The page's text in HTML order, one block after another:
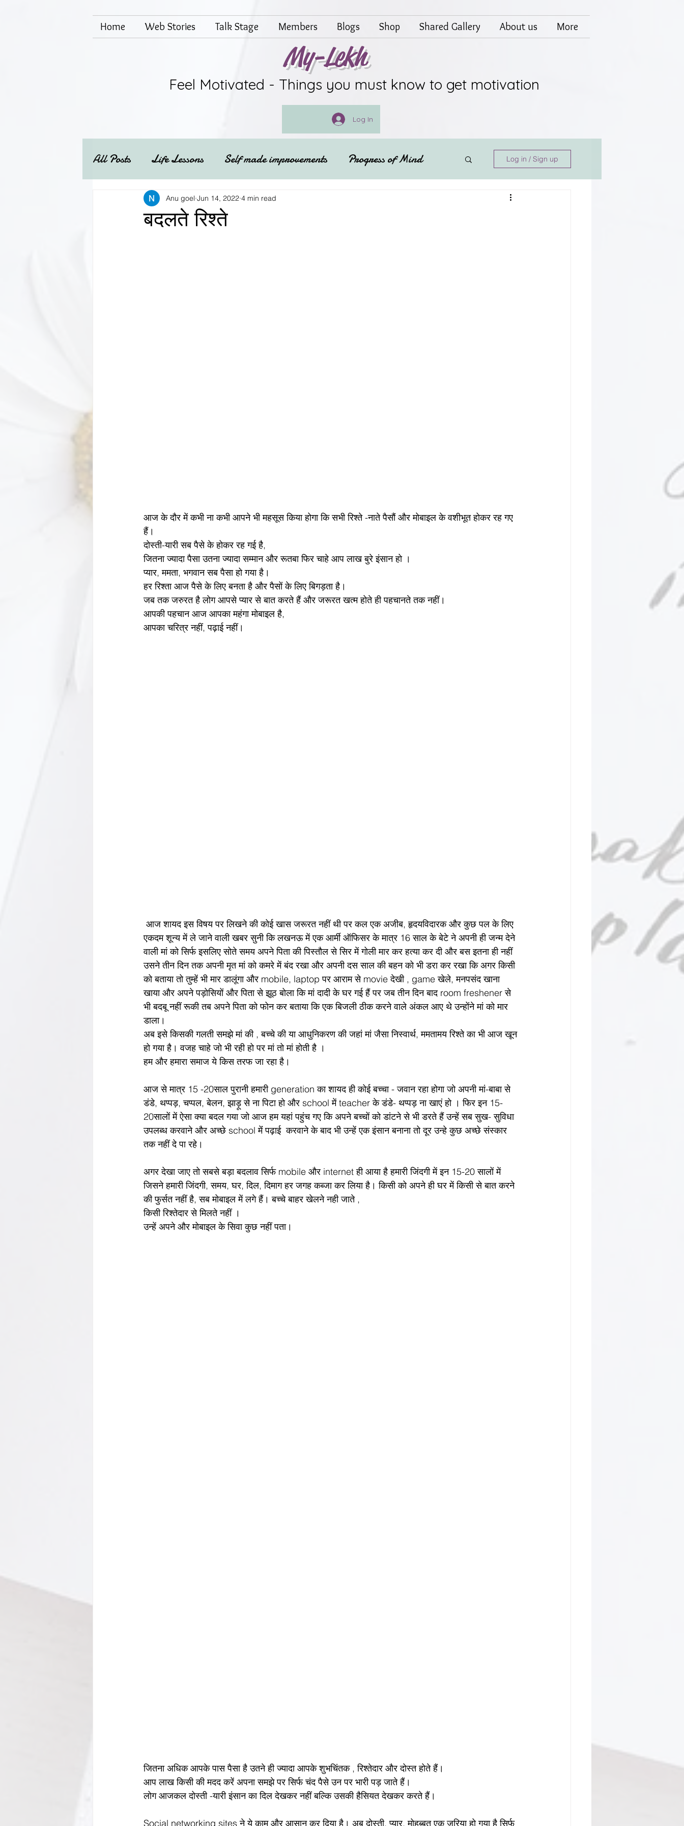
Home Web Stories Talk Stage Members Blogs Shop Shared Gallery About us More
My-Lekh
Feel Motivated - Things you must know to get motivation
Log In
All Posts Life Lessons Self made improvements Progress of Mind
Mental health Techs Festivals of India
Log in / Sign up
बदलते रिश्ते
Anu goel Jun 14, 2022 4 min read
आज के दौर में कभी ना कभी आपने भी महसूस किया होगा कि‌ सभी रिश्ते -नाते पैसौं और मोबाइल के वशीभूत होकर रह गए
हैं।
दोस्ती-यारी सब पैसे के होकर‌ रह गई है,
जितना ज्यादा पैसा उतना ज्यादा सम्मान और रूतबा फिर चाहे आप लाख बुरे इंसान हो ।
प्यार, ममता, भगवान सब पैसा हो‌ गया है।
हर रिश्ता आज पैसे के लिए बनता है और पैसों के ‌‌‌‌‌लिए बिगड़ता है।
जब तक जरुरत है लोग आपसे प्यार से बात करते हैं और जरूरत खत्म होते ही पहचानते तक नहीं।
आपकी पहचान आज आपका महंगा मोबाइल है,
आपका चरित्र नहीं, पढ़ाई नहीं।
आज शायद इस विषय पर लिखने की कोई खास जरूरत नहीं थी पर कल एक अजीब, हृदयविदारक और कुछ पल के लिए
एकदम शून्य में ले‌ जाने वाली खबर सुनी कि लखनऊ में एक आर्मी ऑफिसर के मात्र 16 साल के बेटे ने अपनी ही जन्म देने
वाली मां को सिर्फ इसलिए सोते समय अपने पिता की पिस्तौल से सिर में गोली मार कर हत्या कर दी और बस इतना ही नहीं
उसने तीन दिन तक अपनी मृत मां को कमरे में बंद रखा और अपनी दस साल की बहन को भी डरा कर रखा कि अगर किसी
को बताया तो तुम्हें भी मार डालूंगा और mobile, laptop पर आराम से movie देखी , game खेले, मनपसंद खाना
खाया और अपने पड़ोसियों और पिता से झूठ बोला कि मां दादी के घर गई हैं पर जब तीन दिन बाद room freshener से
भी बदबू नहीं रूकी तब अपने पिता को फोन कर बताया कि एक बिजली ठीक करने वाले अंकल आए थे उन्होंने मां को मार
डाला।
अब इसे किसकी गलती समझे मां की , बच्चे की या आधुनिकरण की जहां मां जैसा निस्वार्थ, ममतामय रिश्ते का भी आज खून
हो गया है। वजह चाहे जो भी रही हो पर मां तो मां होती है ।
हम और हमारा समाज ये किस तरफ जा रहा है।
आज से मात्र 15 -20साल पुरानी हमारी generation का शायद ही कोई बच्चा - जवान रहा होगा जो अपनी मां-बाबा से
डंडे, थप्पड़, चप्पल, बेलन, झाड़ू से ना पिटा हो और school में teacher के डंडे- थप्पड़ ना खाएं हो । फिर इन 15-
20सालों में ऐसा क्या बदल गया जो आज हम यहां पहुंच गए कि अपने बच्चों को डांटने से भी डरते हैं उन्हें सब सुख- सुविधा
उपलब्ध करवाने और अच्छे school ‌मेंं पढ़ाई  करवाने के बाद भी उन्हें एक इंसान बनाना तो दूर उन्हे कुछ अच्छे संस्कार
तक नहीं दे पा रहे।
अगर देखा जाए तो सबसे बड़ा बदलाव सिर्फ mobile और internet ही आया है हमारी जिंदगी में इन 15-20 सालों में
जिसने हमारी जिंदगी, समय, घर, दिल, दिमाग हर जगह कब्जा कर लिया है। किसी को अपने ही घर में किसी से बात करने
की फुर्सत नहीं है, सब मोबाइल में लगे हैं। बच्चे बाहर खेलने ‌‌‌‌‌नही जाते‌ ,
किसी रिश्तेदार से‌ मिलते नहीं ।
उन्हें अपने ‌और मोबाइल के सिवा कुछ नहीं पता।
जितना अधिक आपके पास पैसा है उतने ही ज्यादा आपके शुभचिंतक , रिश्तेदार और दोस्त होते हैं।
आप लाख किसी की मदद करें अपना समझे पर सिर्फ चंद पैसे उन पर भारी पड़ जाते हैं।
लोग आजकल दोस्ती -यारी इंसान का दिल देखकर नहीं बल्कि उसकी हैसियत देखकर करते हैं।
Social networking sites ने ये काम और‌ आसान‌ कर‌ दिया है। अब दोस्ती, प्यार, मोहब्बत एक जरिया हो‌ गया‌ है सिर्फ